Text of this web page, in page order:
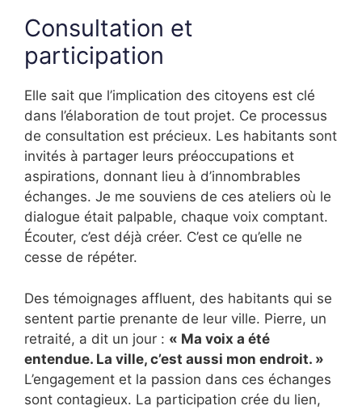
Consultation et
participation
Elle sait que l’implication des citoyens est clé
dans l’élaboration de tout projet. Ce processus
de consultation est précieux. Les habitants sont
invités à partager leurs préoccupations et
aspirations, donnant lieu à d’innombrables
échanges. Je me souviens de ces ateliers où le
dialogue était palpable, chaque voix comptant.
Écouter, c’est déjà créer. C’est ce qu’elle ne
cesse de répéter.
Des témoignages affluent, des habitants qui se
sentent partie prenante de leur ville. Pierre, un
retraité, a dit un jour : « Ma voix a été
entendue. La ville, c’est aussi mon endroit. »
L’engagement et la passion dans ces échanges
sont contagieux. La participation crée du lien,